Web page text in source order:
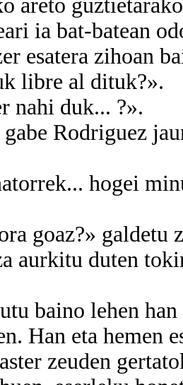
guztietarako
ia bat-batean
zihoan
libre al dituk?».
duk... ?».
Rodriguez
hogei
galdetu
duten
lehen han
Han eta hemen
zeuden